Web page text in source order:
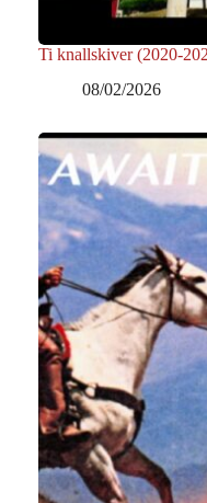
Ti knallskiver (2020-
08/02/2026